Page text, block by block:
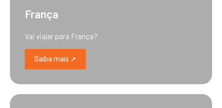
França
Vai viajar para França?
Saiba mais ➚